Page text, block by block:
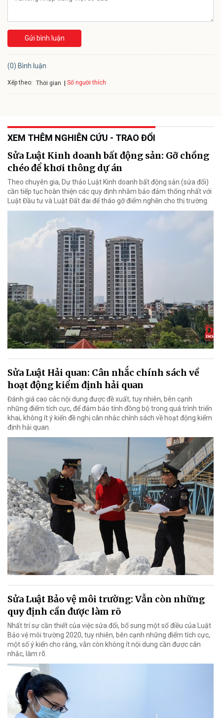
Gửi bình luận
(0) Bình luận
Xếp theo: Thời gian Số người thích
XEM THÊM NGHIÊN CỨU - TRAO ĐỔI
Sửa Luật Kinh doanh bất động sản: Gỡ chồng
chéo để khơi thông dự án
Theo chuyên gia, Dự thảo Luật Kinh doanh bất động sản (sửa đổi)
cần tiếp tục hoàn thiện các quy định nhằm bảo đảm thống nhất với
Luật Đầu tư và Luật Đất đai để tháo gỡ điểm nghẽn cho thị trường.
Sửa Luật Hải quan: Cân nhắc chính sách về
hoạt động kiểm định hải quan
Đánh giá cao các nội dung được đề xuất, tuy nhiên, bên cạnh
những điểm tích cực, để đảm bảo tính đồng bộ trong quá trình triển
khai, không ít ý kiến đề nghị cân nhắc chính sách về hoạt động kiểm
định hải quan.
Sửa Luật Bảo vệ môi trường: Vẫn còn những
quy định cần được làm rõ
Nhất trí sự cần thiết của việc sửa đổi, bổ sung một số điều của Luật
Bảo vệ môi trường 2020, tuy nhiên, bên cạnh những điểm tích cực,
một số ý kiến cho rằng, vẫn còn không ít nội dung cần được cân
nhắc, làm rõ.